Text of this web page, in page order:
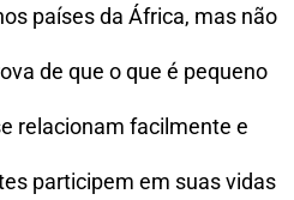
países da África, mas não
de que o que é pequeno
relacionam facilmente e
participem em suas vidas